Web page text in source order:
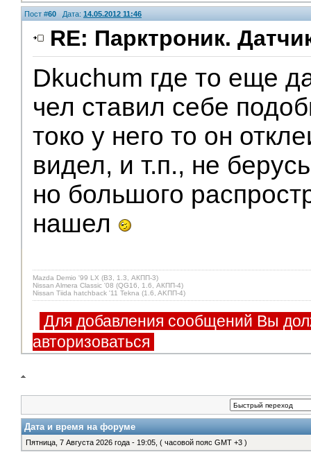
Пост #60 Дата: 14.05.2012 11:46
RE: Парктроник.
Dkuchum где то еще
чел ставил себе
токо у него то он
видел, и т.п., не
но большого
нашел
Mazda Demio '99 LX (B3, 1.3, АКПП-3)
Nissan Almera Classic '08 (QG16, 1.6, АКПП-4)
Nissan Tiida hatchback '11 Tekna (1.6, AKПП-4)
Для добавления сообщений Вы
авторизоваться
Дата и время на форуме
Пятница, 7 Августа 2026 года - 19:05, ( часовой пояс GMT +3 )